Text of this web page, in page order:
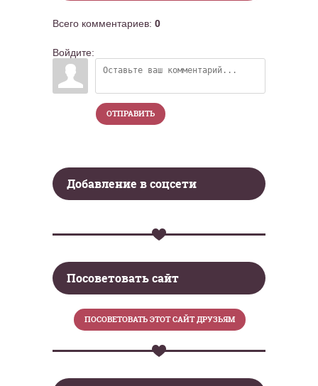
Всего комментариев: 0
Войдите:
ОТПРАВИТЬ
Добавление в соцсети
Посоветовать сайт